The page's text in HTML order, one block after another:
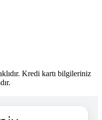
Kredi kartı bilgileriniz